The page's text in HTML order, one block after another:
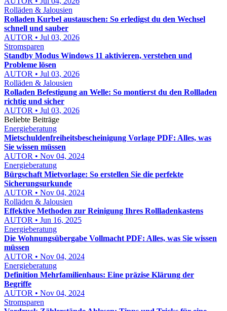
Rolläden & Jalousien
Rolladen Kurbel austauschen: So erledigst du den Wechsel
schnell und sauber
AUTOR • Jul 03, 2026
Stromsparen
Standby Modus Windows 11 aktivieren, verstehen und
Probleme lösen
AUTOR • Jul 03, 2026
Rolläden & Jalousien
Rolladen Befestigung an Welle: So montierst du den Rollladen
richtig und sicher
AUTOR • Jul 03, 2026
Beliebte Beiträge
Energieberatung
Mietschuldenfreiheitsbescheinigung Vorlage PDF: Alles, was
Sie wissen müssen
AUTOR • Nov 04, 2024
Energieberatung
Bürgschaft Mietvorlage: So erstellen Sie die perfekte
Sicherungsurkunde
AUTOR • Nov 04, 2024
Rolläden & Jalousien
Effektive Methoden zur Reinigung Ihres Rollladenkastens
AUTOR • Jun 16, 2025
Energieberatung
Die Wohnungsübergabe Vollmacht PDF: Alles, was Sie wissen
müssen
AUTOR • Nov 04, 2024
Energieberatung
Definition Mehrfamilienhaus: Eine präzise Klärung der
Begriffe
AUTOR • Nov 04, 2024
Stromsparen